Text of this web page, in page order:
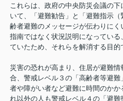
これらは、政府の中央防災会議の
いて、「避難勧告」と「避難指示
齢者避難のメッセージが伝わりに
指南ではなく状況説明になってい
ていたため、それらを解消する目的
災害の恐れが高まり、住居が避難
合、警戒レベル３の「高齢者等避
者や障がい者など避難に時間のか
れ以外の人も警戒レベル４の「避